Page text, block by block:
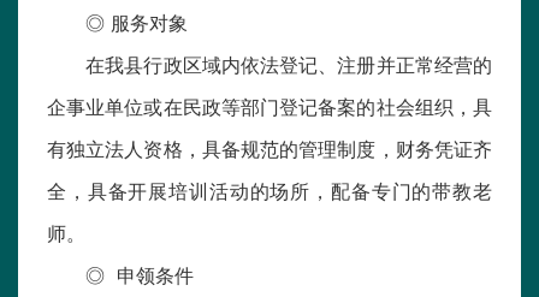
◎ 服务对象
在我县行政区域内依法登记、注册并正常经营的
企事业单位或在民政等部门登记备案的社会组织，具
有独立法人资格，具备规范的管理制度，财务凭证齐
全，具备开展培训活动的场所，配备专门的带教老
师。
◎ 申领条件